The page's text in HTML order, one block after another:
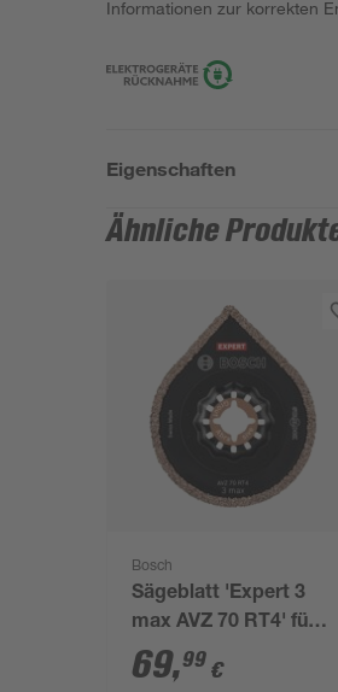
Informationen zur korrekten
Eigenschaften
Ähnliche
Bosch
Sägeblatt 'Expert 3
max AVZ 70 RT4' für
Ø 70 mm
69,99 €